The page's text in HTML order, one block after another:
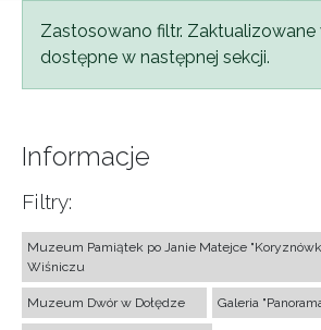
Komunikat
Zastosowano filtr. Zaktualizowane
dostępne w następnej sekcji.
Informacje
Filtry:
Muzeum Pamiątek po Janie Matejce
Wiśniczu
Muzeum Dwór w Dołędze Galeria